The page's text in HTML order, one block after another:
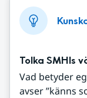
Tolka SMHIs
Vad betyder
avser ”känns